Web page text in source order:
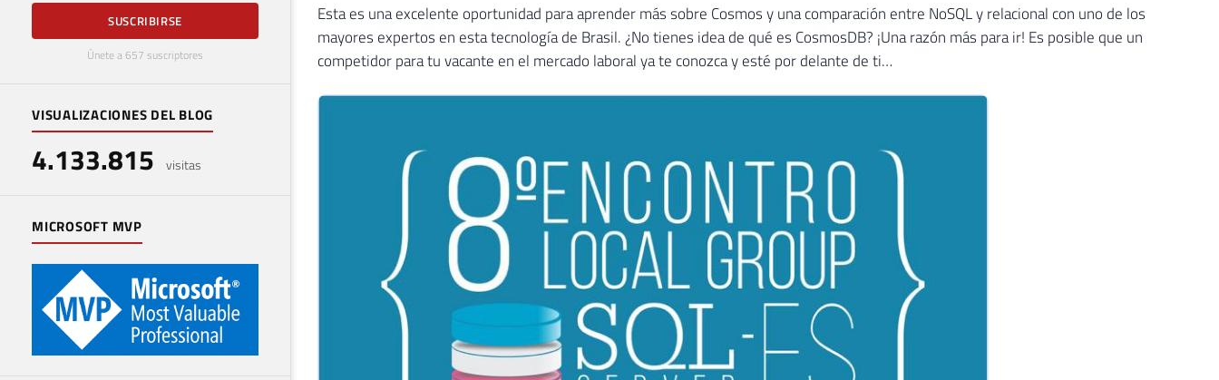
SUSCRIBIRSE
Únete a 657 suscriptores
VISUALIZACIONES DEL BLOG
4.133.815 visitas
MICROSOFT MVP
Esta es una excelente oportunidad para aprender más sobre Cosmos y una comparación entre NoSQL y relacional con uno de los
mayores expertos en esta tecnología de Brasil. ¿No tienes idea de qué es CosmosDB? ¡Una razón más para ir! Es posible que un
competidor para tu vacante en el mercado laboral ya te conozca y esté por delante de ti…